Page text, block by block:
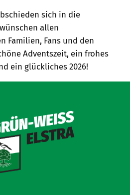
sich in die
allen
Familien, Fans und den
Adventszeit, ein frohes
ein glückliches 2026!